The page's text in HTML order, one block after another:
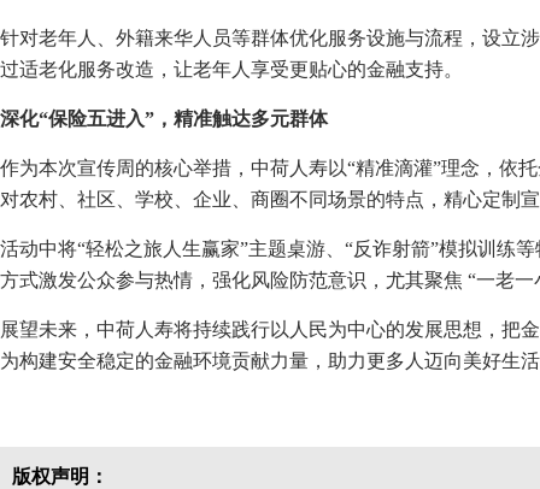
针对老年人、外籍来华人员等群体优化服务设施与流程，设立
过适老化服务改造，让老年人享受更贴心的金融支持。
深化“保险五进入”，精准触达多元群体
作为本次宣传周的核心举措，中荷人寿以“精准滴灌”理念，依
对农村、社区、学校、企业、商圈不同场景的特点，精心定制
活动中将“轻松之旅人生赢家”主题桌游、“反诈射箭”模拟训练
方式激发公众参与热情，强化风险防范意识，尤其聚焦 “一老
展望未来，中荷人寿将持续践行以人民为中心的发展思想，把
为构建安全稳定的金融环境贡献力量，助力更多人迈向美好生
版权声明：